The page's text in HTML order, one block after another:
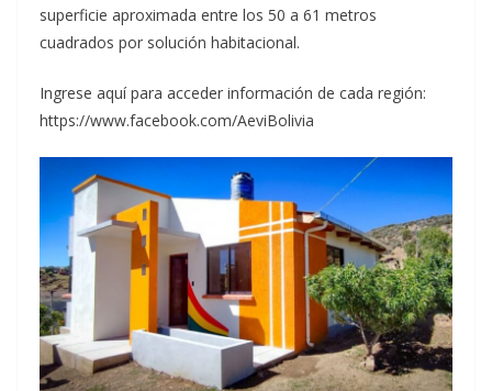
superficie aproximada entre los 50 a 61 metros
cuadrados por solución habitacional.
Ingrese aquí para acceder información de cada región:
https://www.facebook.com/AeviBolivia